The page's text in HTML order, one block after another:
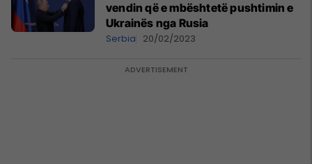
vendin që e mbështetë pushtimin e
Ukrainës nga Rusia
Serbia 20/02/2023